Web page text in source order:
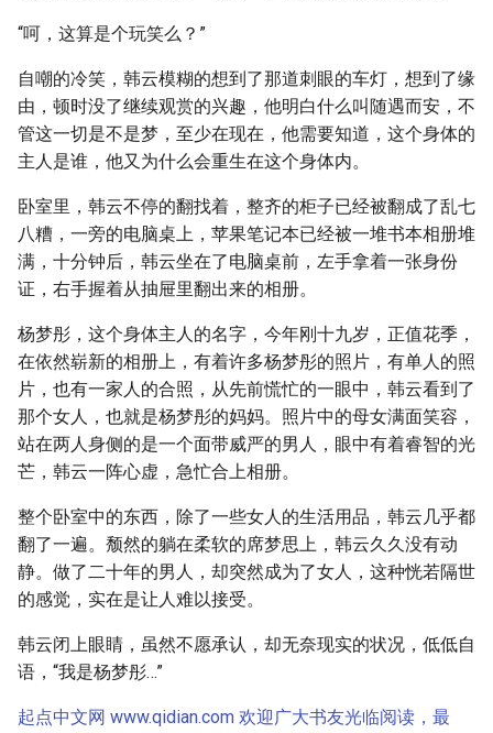
“呵，这算是个玩笑么？”
自嘲的冷笑，韩云模糊的想到了那道刺眼的车灯，想到了缘
由，顿时没了继续观赏的兴趣，他明白什么叫随遇而安，不
管这一切是不是梦，至少在现在，他需要知道，这个身体的
主人是谁，他又为什么会重生在这个身体内。
卧室里，韩云不停的翻找着，整齐的柜子已经被翻成了乱七
八糟，一旁的电脑桌上，苹果笔记本已经被一堆书本相册堆
满，十分钟后，韩云坐在了电脑桌前，左手拿着一张身份
证，右手握着从抽屉里翻出来的相册。
杨梦彤，这个身体主人的名字，今年刚十九岁，正值花季，
在依然崭新的相册上，有着许多杨梦彤的照片，有单人的照
片，也有一家人的合照，从先前慌忙的一眼中，韩云看到了
那个女人，也就是杨梦彤的妈妈。照片中的母女满面笑容，
站在两人身侧的是一个面带威严的男人，眼中有着睿智的光
芒，韩云一阵心虚，急忙合上相册。
整个卧室中的东西，除了一些女人的生活用品，韩云几乎都
翻了一遍。颓然的躺在柔软的席梦思上，韩云久久没有动
静。做了二十年的男人，却突然成为了女人，这种恍若隔世
的感觉，实在是让人难以接受。
韩云闭上眼睛，虽然不愿承认，却无奈现实的状况，低低自
语，“我是杨梦彤…”
起点中文网 www.qidian.com 欢迎广大书友光临阅读，最